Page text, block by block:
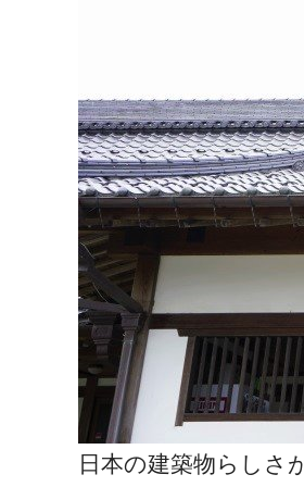
日本の建築物らしさ